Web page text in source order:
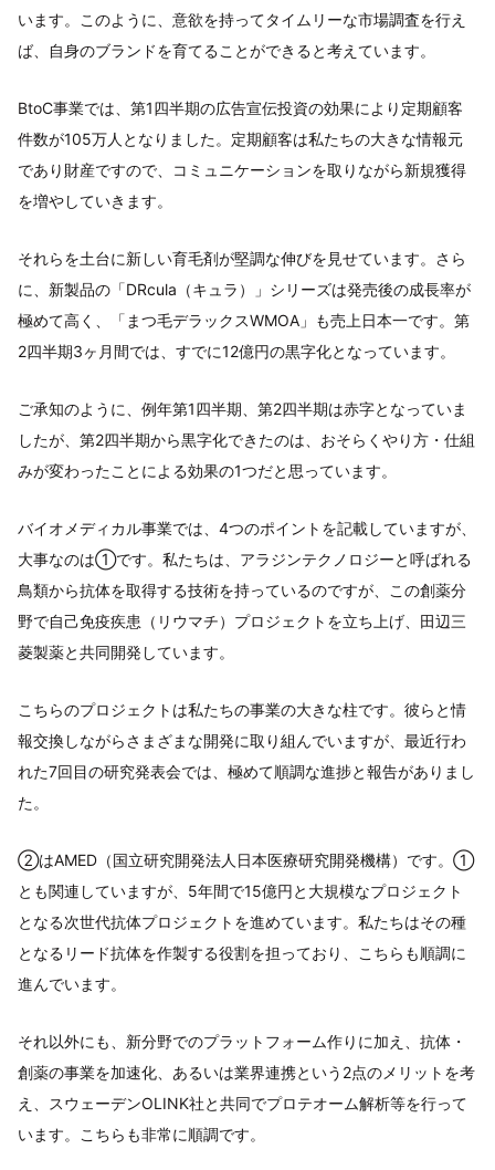
います。このように、意欲を持ってタイムリーな市場調査を行え
ば、自身のブランドを育てることができると考えています。
BtoC事業では、第1四半期の広告宣伝投資の効果により定期顧客
件数が105万人となりました。定期顧客は私たちの大きな情報元
であり財産ですので、コミュニケーションを取りながら新規獲得
を増やしていきます。
それらを土台に新しい育毛剤が堅調な伸びを見せています。さら
に、新製品の「DRcula（キュラ）」シリーズは発売後の成長率が
極めて高く、「まつ毛デラックスWMOA」も売上日本一です。第
2四半期3ヶ月間では、すでに12億円の黒字化となっています。
ご承知のように、例年第1四半期、第2四半期は赤字となっていま
したが、第2四半期から黒字化できたのは、おそらくやり方・仕組
みが変わったことによる効果の1つだと思っています。
バイオメディカル事業では、4つのポイントを記載していますが、
大事なのは①です。私たちは、アラジンテクノロジーと呼ばれる
鳥類から抗体を取得する技術を持っているのですが、この創薬分
野で自己免疫疾患（リウマチ）プロジェクトを立ち上げ、田辺三
菱製薬と共同開発しています。
こちらのプロジェクトは私たちの事業の大きな柱です。彼らと情
報交換しながらさまざまな開発に取り組んでいますが、最近行わ
れた7回目の研究発表会では、極めて順調な進捗と報告がありまし
た。
②はAMED（国立研究開発法人日本医療研究開発機構）です。①
とも関連していますが、5年間で15億円と大規模なプロジェクト
となる次世代抗体プロジェクトを進めています。私たちはその種
となるリード抗体を作製する役割を担っており、こちらも順調に
進んでいます。
それ以外にも、新分野でのプラットフォーム作りに加え、抗体・
創薬の事業を加速化、あるいは業界連携という2点のメリットを考
え、スウェーデンOLINK社と共同でプロテオーム解析等を行って
います。こちらも非常に順調です。